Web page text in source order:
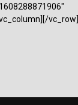
vc_row]